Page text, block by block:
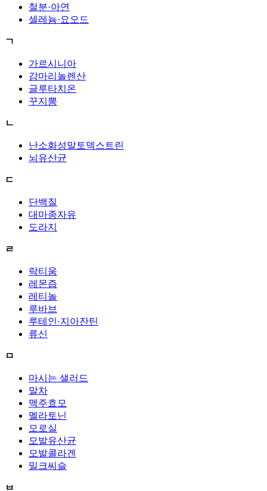
철분·아연
셀레늄·요오드
ㄱ
가르시니아
감마리놀렌산
글루타치온
꾸지뽕
ㄴ
난소화성말토덱스트린
뇌유산균
ㄷ
단백질
대마종자유
도라지
ㄹ
락티움
레몬즙
레티놀
루바브
루테인·지아잔틴
류신
ㅁ
마시는 샐러드
말차
맥주효모
멜라토닌
모로실
모발유산균
모발콜라겐
밀크씨슬
ㅂ